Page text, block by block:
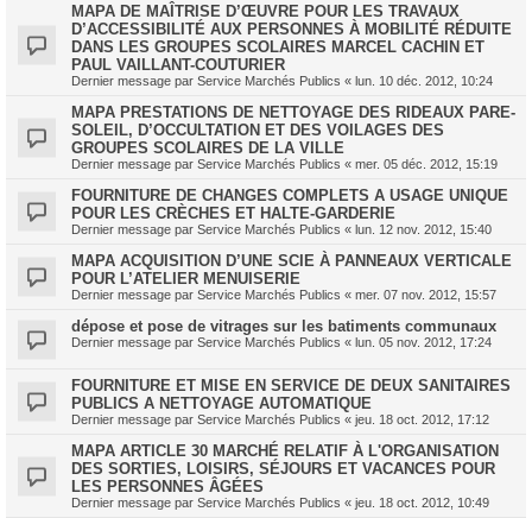
MAPA DE MAÎTRISE D’ŒUVRE POUR LES TRAVAUX
D’ACCESSIBILITÉ AUX PERSONNES À MOBILITÉ RÉDUITE
DANS LES GROUPES SCOLAIRES MARCEL CACHIN ET
PAUL VAILLANT-COUTURIER
Dernier message par Service Marchés Publics « lun. 10 déc. 2012, 10:24
MAPA PRESTATIONS DE NETTOYAGE DES RIDEAUX PARE-
SOLEIL, D’OCCULTATION ET DES VOILAGES DES
GROUPES SCOLAIRES DE LA VILLE
Dernier message par Service Marchés Publics « mer. 05 déc. 2012, 15:19
FOURNITURE DE CHANGES COMPLETS A USAGE UNIQUE
POUR LES CRÈCHES ET HALTE-GARDERIE
Dernier message par Service Marchés Publics « lun. 12 nov. 2012, 15:40
MAPA ACQUISITION D’UNE SCIE À PANNEAUX VERTICALE
POUR L’ATELIER MENUISERIE
Dernier message par Service Marchés Publics « mer. 07 nov. 2012, 15:57
dépose et pose de vitrages sur les batiments communaux
Dernier message par Service Marchés Publics « lun. 05 nov. 2012, 17:24
FOURNITURE ET MISE EN SERVICE DE DEUX SANITAIRES
PUBLICS A NETTOYAGE AUTOMATIQUE
Dernier message par Service Marchés Publics « jeu. 18 oct. 2012, 17:12
MAPA ARTICLE 30 MARCHÉ RELATIF À L'ORGANISATION
DES SORTIES, LOISIRS, SÉJOURS ET VACANCES POUR
LES PERSONNES ÂGÉES
Dernier message par Service Marchés Publics « jeu. 18 oct. 2012, 10:49